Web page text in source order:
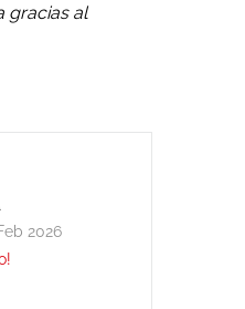
gracias al
2026